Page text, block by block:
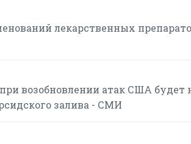
лекарственных
возобновлении атак США будет
залива - СМИ